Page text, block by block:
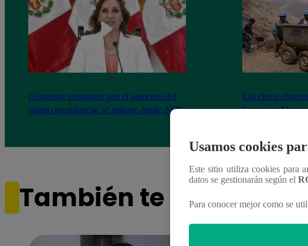
Congreso: proponen que el aumento del
salario presidencial se aplique desde 2026
Las cinco
Energía y Minas
También te puede
Usamos cookies
Este sitio utiliza cookies para
datos se gestionarán según el
Para conocer mejor como se